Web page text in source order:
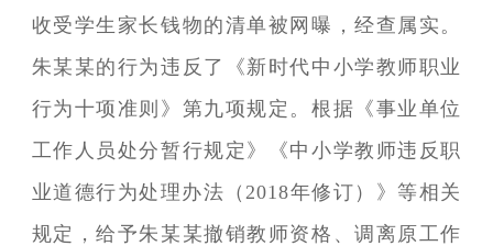
收受学生家长钱物的清单被网曝，经查属实。
朱某某的行为违反了《新时代中小学教师职业
行为十项准则》第九项规定。根据《事业单位
工作人员处分暂行规定》《中小学教师违反职
业道德行为处理办法（2018年修订）》等相关
规定，给予朱某某撤销教师资格、调离原工作